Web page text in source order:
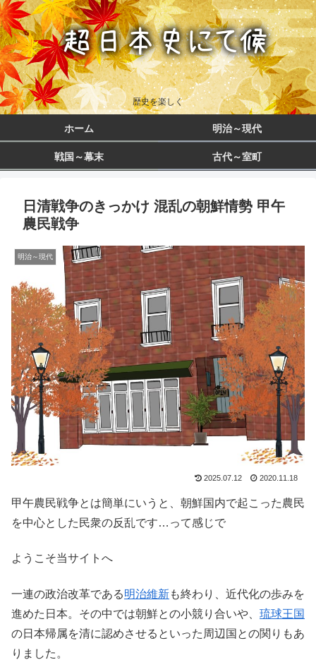
歴史を楽しく
ホーム 明治～現代
戦国～幕末 古代～室町
日清戦争のきっかけ 混乱の朝鮮情勢 甲午
農民戦争
明治～現代
2025.07.12 2020.11.18
甲午農民戦争とは簡単にいうと、朝鮮国内で起こった農民
を中心とした民衆の反乱です…って感じで
ようこそ当サイトへ
一連の政治改革である明治維新も終わり、近代化の歩みを
進めた日本。その中では朝鮮との小競り合いや、 琉球王国
の日本帰属を清に認めさせるといった周辺国との関りもあ
りました。